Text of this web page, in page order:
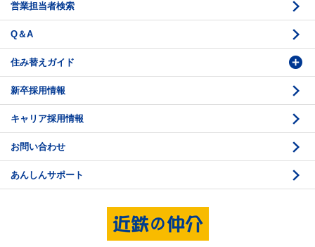
不動産投資のQ＆A
法人営業センター紹介
お問い合わせ・ご相談
鑑定センター紹介
営業担当者検索
Q＆A
住み替えガイド
価格査定
媒介契約
売却活動
売却諸費用
購入のスケジュール
物件資料の読み方 1
物件資料の読み方 2
現地見学のポイント
新卒採用情報
キャリア採用情報
お問い合わせ
あんしんサポート